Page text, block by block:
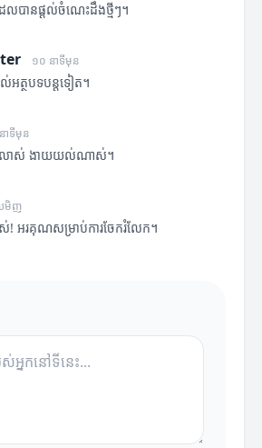
លបានផ្តល់ចំណេះដឹងថ្មីៗ។
១០ នាទីមុន
អត្ថបទបន្តទៀត។
ាទីមុន
ស់លាស់ ងាយយល់ណាស់។
មិញ
! អរគុណសម្រាប់ការចែករំលែក។